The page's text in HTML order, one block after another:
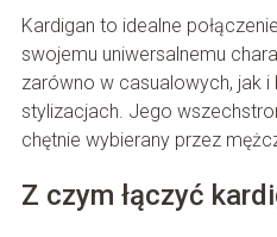
Kardigan to idealne
swojemu uniwersalnemu
zarówno w casualowych, jak i
stylizacjach. Jego
chętnie wybierany przez
Z czym łączyć